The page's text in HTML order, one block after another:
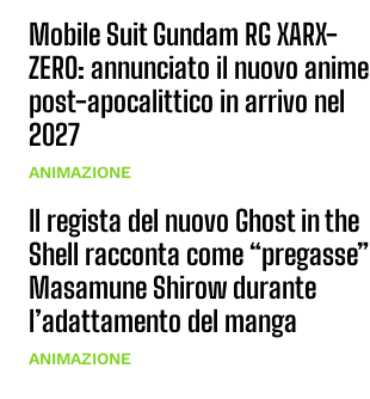
Mobile Suit Gundam RG XARX-
ZERO: annunciato il nuovo anime
post-apocalittico in arrivo nel
2027
ANIMAZIONE
Il regista del nuovo Ghost in the
Shell racconta come “pregasse”
Masamune Shirow durante
l’adattamento del manga
ANIMAZIONE